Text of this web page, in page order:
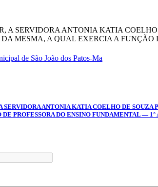
A SERVIDORA ANTONIA KATIA
MESMA, A QUAL EXERCIA A
SERVIDORA ANTONIA KATIA COELHO DE
DE PROFESSORA DO ENSINO FUNDAMENTAL —